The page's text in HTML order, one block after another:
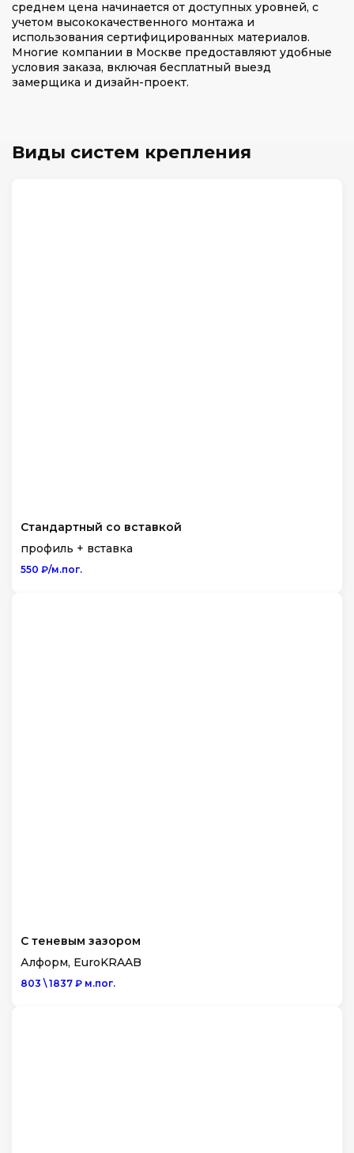
среднем цена начинается от доступных уровней, с
учетом высококачественного монтажа и
использования сертифицированных материалов.
Многие компании в Москве предоставляют удобные
условия заказа, включая бесплатный выезд
замерщика и дизайн-проект.
Виды систем крепления
Стандартный со вставкой
профиль + вставка
550 ₽/м.пог.
С теневым зазором
Алформ, EuroKRAAB
803 \ 1837 ₽ м.пог.